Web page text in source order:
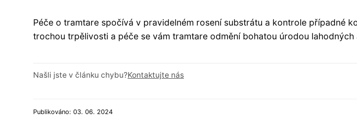
Péče o tramtare spočívá v pravidelném rosení substrátu a kontrole případné
trochou trpělivosti a péče se vám tramtare odmění bohatou úrodou lahodných
Našli jste v článku chybu?Kontaktujte nás
Publikováno: 03. 06. 2024